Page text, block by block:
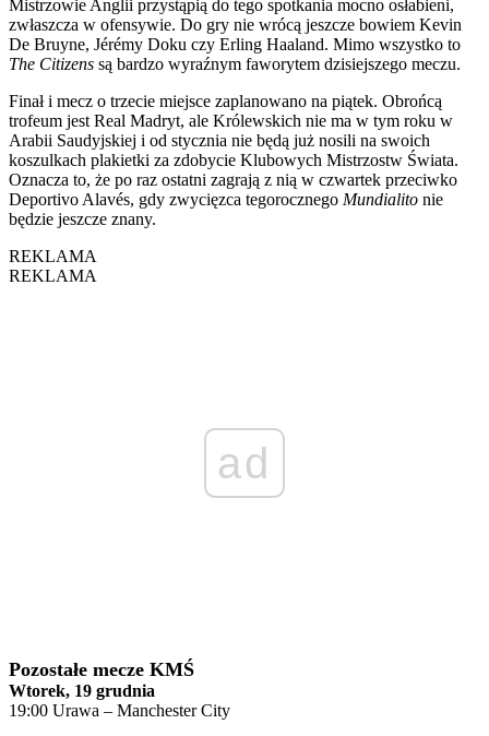
Mistrzowie Anglii przystąpią do tego spotkania mocno osłabieni,
zwłaszcza w ofensywie. Do gry nie wrócą jeszcze bowiem Kevin
De Bruyne, Jérémy Doku czy Erling Haaland. Mimo wszystko to
The Citizens są bardzo wyraźnym faworytem dzisiejszego meczu.
Finał i mecz o trzecie miejsce zaplanowano na piątek. Obrońcą
trofeum jest Real Madryt, ale Królewskich nie ma w tym roku w
Arabii Saudyjskiej i od stycznia nie będą już nosili na swoich
koszulkach plakietki za zdobycie Klubowych Mistrzostw Świata.
Oznacza to, że po raz ostatni zagrają z nią w czwartek przeciwko
Deportivo Alavés, gdy zwycięzca tegorocznego Mundialito nie
będzie jeszcze znany.
REKLAMA
REKLAMA
ad
Pozostałe mecze KMŚ
Wtorek, 19 grudnia
19:00 Urawa – Manchester City